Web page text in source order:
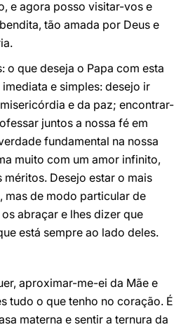
e agora posso visitar-vos e
tão amada por Deus e
o que deseja o Papa com esta
e simples: desejo ir
e da paz; encontrar-
juntos a nossa fé em
fundamental na nossa
muito com um amor infinito,
méritos. Desejo estar o mais
mas de modo particular de
abraçar e lhes dizer que
está sempre ao lado deles.
aproximar-me-ei da Mãe e
tudo o que tenho no coração. É
materna e sentir a ternura da